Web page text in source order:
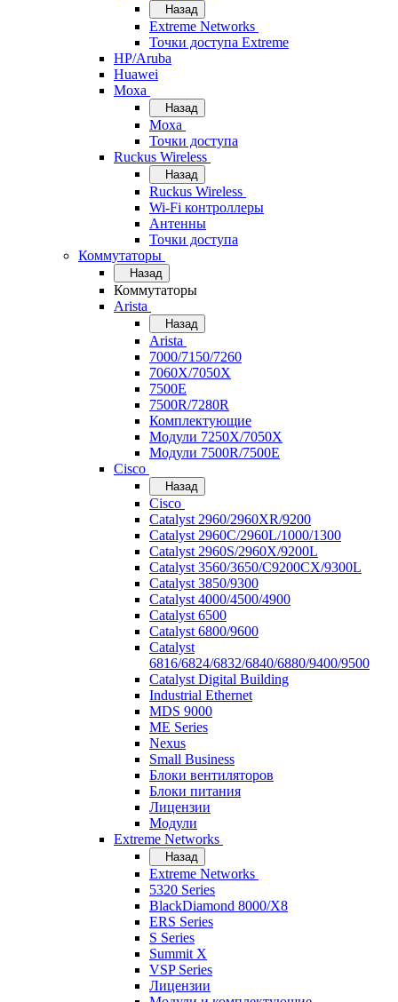
Назад
Extreme Networks
Точки доступа Extreme
HP/Aruba
Huawei
Moxa
Назад
Moxa
Точки доступа
Ruckus Wireless
Назад
Ruckus Wireless
Wi-Fi контроллеры
Антенны
Точки доступа
Коммутаторы
Назад
Коммутаторы
Arista
Назад
Arista
7000/7150/7260
7060X/7050X
7500E
7500R/7280R
Комплектующие
Модули 7250X/7050X
Модули 7500R/7500E
Cisco
Назад
Cisco
Catalyst 2960/2960XR/9200
Catalyst 2960C/2960L/1000/1300
Catalyst 2960S/2960X/9200L
Catalyst 3560/3650/C9200CX/9300L
Catalyst 3850/9300
Catalyst 4000/4500/4900
Catalyst 6500
Catalyst 6800/9600
Catalyst
6816/6824/6832/6840/6880/9400/9500
Catalyst Digital Building
Industrial Ethernet
MDS 9000
ME Series
Nexus
Small Business
Блоки вентиляторов
Блоки питания
Лицензии
Модули
Extreme Networks
Назад
Extreme Networks
5320 Series
BlackDiamond 8000/X8
ERS Series
S Series
Summit X
VSP Series
Лицензии